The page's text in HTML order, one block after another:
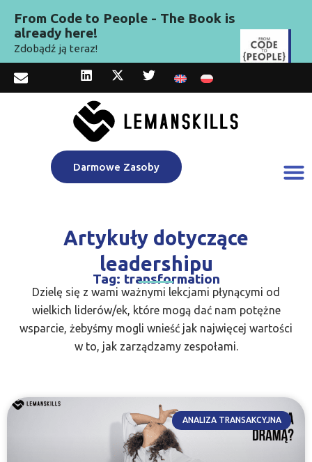
From Code to People - The Book is
already here!
Zdobądź ją teraz!
Darmowe Zasoby
Artykuły dotyczące
leadershipu
Tag: transformation
Dzielę się z wami ważnymi lekcjami płynącymi od
wielkich liderów/ek, które mogą dać nam potężne
wsparcie, żebyśmy mogli wnieść jak najwięcej wartości
w to, jak zarządzamy zespołami.
ANALIZA TRANSAKCYJNA